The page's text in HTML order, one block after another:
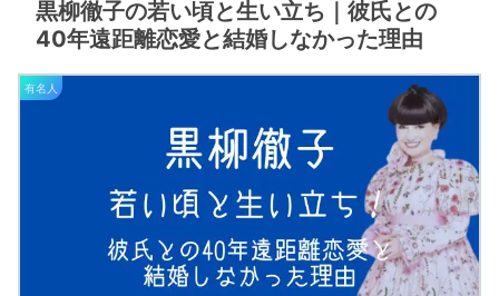
黒柳徹子の若い頃と生い立ち｜彼氏との
40年遠距離恋愛と結婚しなかった理由
有名人